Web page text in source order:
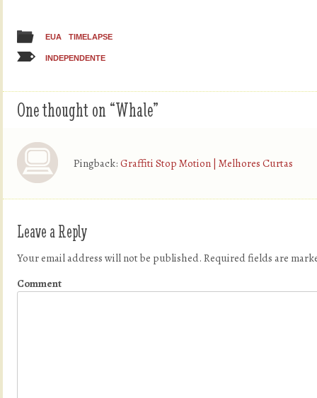
EUA TIMELAPSE
INDEPENDENTE
One thought on “Whale”
Pingback: Graffiti Stop Motion | Melhores Curtas
Leave a Reply
Your email address will not be published. Required fields are
Comment